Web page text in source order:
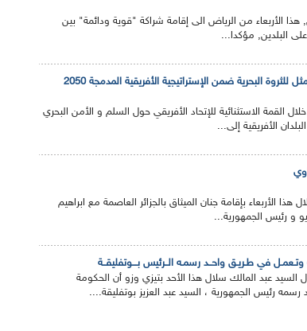
هذا الأربعاء من الرياض الى إقامة شراكة "قوية ودائمة" بين
على البلدين, مؤكدا...
للثروة البحرية ضمن الإستراتيجية الأفريقية المدمجة 2050
القمة الاستثنائية للإتحاد الأفريقي حول السلم و الأمن البحري
الأفريقية إلى...
هذا الأربعاء بإقامة جنان الميثاق بالجزائر العاصمة مع ابراهيم
و رئيس الجمهورية...
في طـريـق واحــد رسمـه الــرئيس بـــوتفليقــة
السيد عبد المالك سلال هذا الأحد بتيزي وزو أن الحكومة
رئيس الجمهورية ، السيد عبد العزيز بوتفليقة....